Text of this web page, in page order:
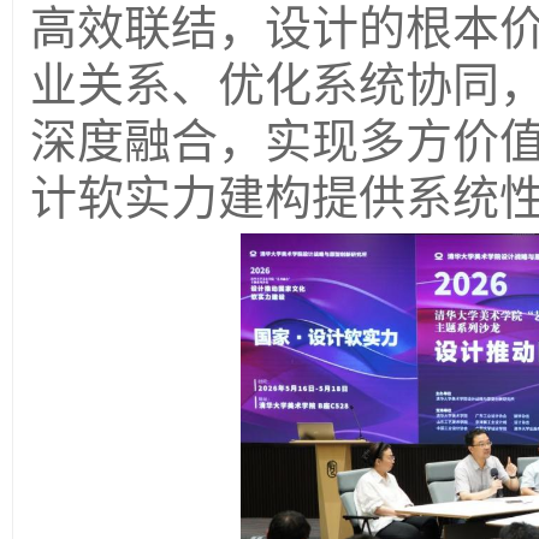
高效联结，设计的根本
业关系、优化系统协同
深度融合，实现多方价
计软实力建构提供系统